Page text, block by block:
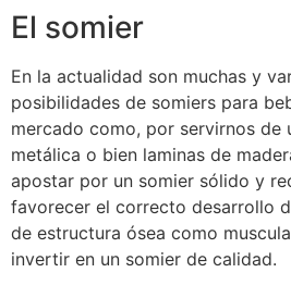
El somier
En la actualidad son muchas y
posibilidades de somiers para
mercado como, por servirnos de
metálica o bien laminas de
apostar por un somier sólido y
favorecer el correcto desarrollo
de estructura ósea como
invertir en un somier de calidad.